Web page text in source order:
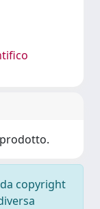
copyright